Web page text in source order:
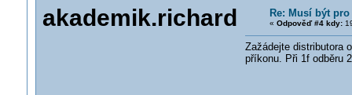
akademik.richard Re: Musí být
« Odpověď #4 kdy:
Zažádejte distributora
příkonu. Při 1f odběru